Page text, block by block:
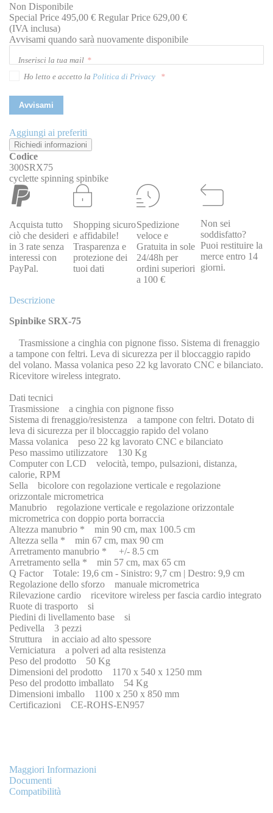
Non Disponibile
Special Price 495,00 € Regular Price 629,00 €
(IVA inclusa)
Avvisami quando sarà nuovamente disponibile
Inserisci la tua mail
Ho letto e accetto la Politica di Privacy
Avvisami
Aggiungi ai preferiti
Richiedi informazioni
Codice
300SRX75
cyclette spinning spinbike
Acquista tutto
ciò che desideri
in 3 rate senza
interessi con
PayPal.
Shopping sicuro
e affidabile!
Trasparenza e
protezione dei
tuoi dati
Spedizione
veloce e
Gratuita in sole
24/48h per
ordini superiori
a 100 €
Non sei
soddisfatto?
Puoi restituire la
merce entro 14
giorni.
Descrizione
Spinbike SRX-75
Trasmissione a cinghia con pignone fisso. Sistema di frenaggio
a tampone con feltri. Leva di sicurezza per il bloccaggio rapido
del volano. Massa volanica peso 22 kg lavorato CNC e bilanciato.
Ricevitore wireless integrato.
Dati tecnici
Trasmissione a cinghia con pignone fisso
Sistema di frenaggio/resistenza a tampone con feltri. Dotato di
leva di sicurezza per il bloccaggio rapido del volano
Massa volanica peso 22 kg lavorato CNC e bilanciato
Peso massimo utilizzatore 130 Kg
Computer con LCD velocità, tempo, pulsazioni, distanza,
calorie, RPM
Sella bicolore con regolazione verticale e regolazione
orizzontale micrometrica
Manubrio regolazione verticale e regolazione orizzontale
micrometrica con doppio porta borraccia
Altezza manubrio * min 90 cm, max 100.5 cm
Altezza sella * min 67 cm, max 90 cm
Arretramento manubrio * +/- 8.5 cm
Arretramento sella * min 57 cm, max 65 cm
Q Factor Totale: 19,6 cm - Sinistro: 9,7 cm | Destro: 9,9 cm
Regolazione dello sforzo manuale micrometrica
Rilevazione cardio ricevitore wireless per fascia cardio integrato
Ruote di trasporto si
Piedini di livellamento base si
Pedivella 3 pezzi
Struttura in acciaio ad alto spessore
Verniciatura a polveri ad alta resistenza
Peso del prodotto 50 Kg
Dimensioni del prodotto 1170 x 540 x 1250 mm
Peso del prodotto imballato 54 Kg
Dimensioni imballo 1100 x 250 x 850 mm
Certificazioni CE-ROHS-EN957
Maggiori Informazioni
Documenti
Compatibilità